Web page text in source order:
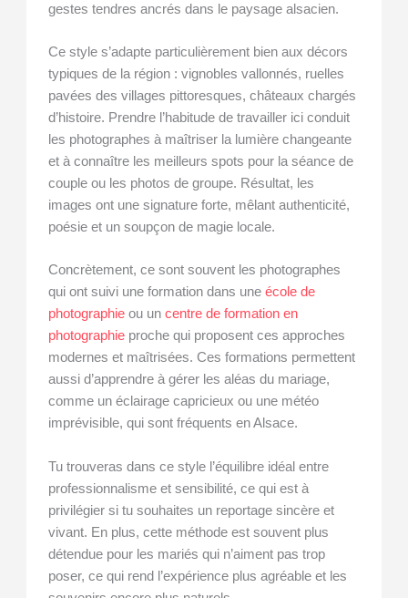
gestes tendres ancrés dans le paysage alsacien.
Ce style s’adapte particulièrement bien aux décors
typiques de la région : vignobles vallonnés, ruelles
pavées des villages pittoresques, châteaux chargés
d’histoire. Prendre l’habitude de travailler ici conduit
les photographes à maîtriser la lumière changeante
et à connaître les meilleurs spots pour la séance de
couple ou les photos de groupe. Résultat, les
images ont une signature forte, mêlant authenticité,
poésie et un soupçon de magie locale.
Concrètement, ce sont souvent les photographes
qui ont suivi une formation dans uneécole de
photographie ou uncentre de formation en
photographie proche qui proposent ces approches
modernes et maîtrisées. Ces formations permettent
aussi d’apprendre à gérer les aléas du mariage,
comme un éclairage capricieux ou une météo
imprévisible, qui sont fréquents en Alsace.
Tu trouveras dans ce style l’équilibre idéal entre
professionnalisme et sensibilité, ce qui est à
privilégier si tu souhaites un reportage sincère et
vivant. En plus, cette méthode est souvent plus
détendue pour les mariés qui n’aiment pas trop
poser, ce qui rend l’expérience plus agréable et les